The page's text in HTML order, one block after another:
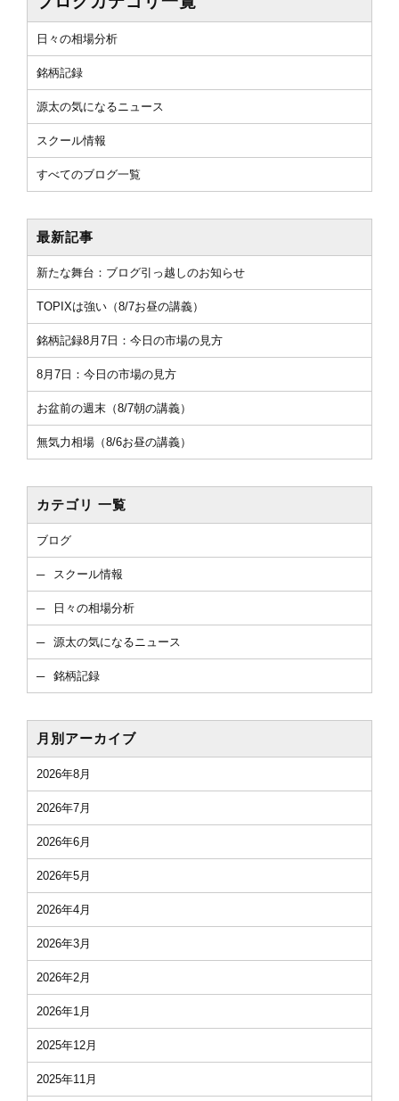
日々の相場分析
銘柄記録
源太の気になるニュース
スクール情報
すべてのブログ一覧
最新記事
新たな舞台：ブログ引っ越しのお知らせ
TOPIXは強い（8/7お昼の講義）
銘柄記録8月7日：今日の市場の見方
8月7日：今日の市場の見方
お盆前の週末（8/7朝の講義）
無気力相場（8/6お昼の講義）
カテゴリ 一覧
ブログ
スクール情報
日々の相場分析
源太の気になるニュース
銘柄記録
月別アーカイブ
2026年8月
2026年7月
2026年6月
2026年5月
2026年4月
2026年3月
2026年2月
2026年1月
2025年12月
2025年11月